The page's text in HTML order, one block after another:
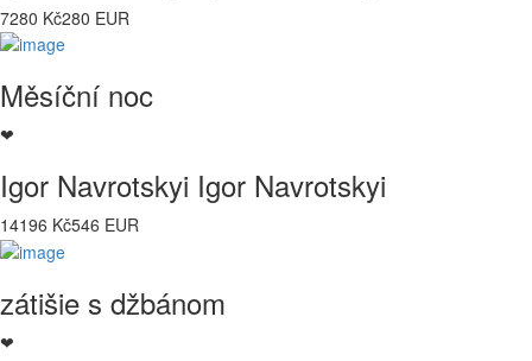
7280 Kč280 EUR
Měsíční noc
❤
Igor Navrotskyi Igor Navrotskyi
14196 Kč546 EUR
zátišie s džbánom
❤